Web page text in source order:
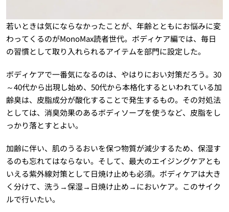
若いときは気にならなかったことが、年齢とともにお悩みに変
わってくるのがMonoMax読者世代。ボディケア編では、毎日
の習慣として取り入れられるアイテムを部門に設定した。
ボディケアで一番気になるのは、やはりにおい対策だろう。30
～40代から出現し始め、50代から本格化するといわれている加
齢臭は、皮脂成分が酸化することで発生するもの。その対処法
としては、消臭効果のあるボディソープを使うなど、皮脂をし
っかり落とすとよい。
加齢に伴い、肌のうるおいを保つ物質が減少するため、保湿す
るのも忘れてはならない。そして、最大のエイジングケアとも
いえる紫外線対策として日焼け止めも必須。ボディケアは大き
く分けて、洗う→保湿→日焼け止め→においケア。このサイク
ルで行いたい。